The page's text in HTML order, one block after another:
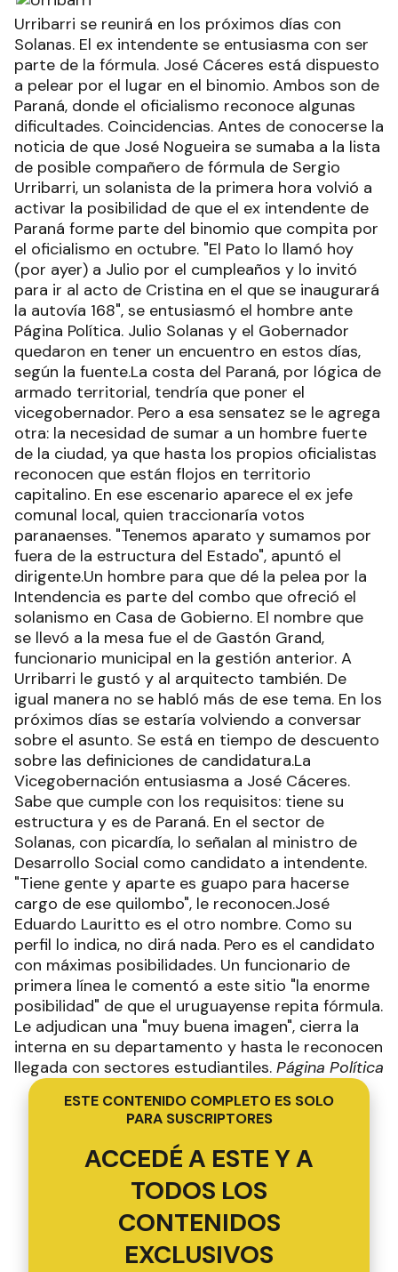
Urribarri se reunirá en los próximos días con
Solanas. El ex intendente se entusiasma con ser
parte de la fórmula. José Cáceres está dispuesto
a pelear por el lugar en el binomio. Ambos son de
Paraná, donde el oficialismo reconoce algunas
dificultades. Coincidencias. Antes de conocerse la
noticia de que José Nogueira se sumaba a la lista
de posible compañero de fórmula de Sergio
Urribarri, un solanista de la primera hora volvió a
activar la posibilidad de que el ex intendente de
Paraná forme parte del binomio que compita por
el oficialismo en octubre. "El Pato lo llamó hoy
(por ayer) a Julio por el cumpleaños y lo invitó
para ir al acto de Cristina en el que se inaugurará
la autovía 168", se entusiasmó el hombre ante
Página Política. Julio Solanas y el Gobernador
quedaron en tener un encuentro en estos días,
según la fuente.La costa del Paraná, por lógica de
armado territorial, tendría que poner el
vicegobernador. Pero a esa sensatez se le agrega
otra: la necesidad de sumar a un hombre fuerte
de la ciudad, ya que hasta los propios oficialistas
reconocen que están flojos en territorio
capitalino. En ese escenario aparece el ex jefe
comunal local, quien traccionaría votos
paranaenses. "Tenemos aparato y sumamos por
fuera de la estructura del Estado", apuntó el
dirigente.Un hombre para que dé la pelea por la
Intendencia es parte del combo que ofreció el
solanismo en Casa de Gobierno. El nombre que
se llevó a la mesa fue el de Gastón Grand,
funcionario municipal en la gestión anterior. A
Urribarri le gustó y al arquitecto también. De
igual manera no se habló más de ese tema. En los
próximos días se estaría volviendo a conversar
sobre el asunto. Se está en tiempo de descuento
sobre las definiciones de candidatura.La
Vicegobernación entusiasma a José Cáceres.
Sabe que cumple con los requisitos: tiene su
estructura y es de Paraná. En el sector de
Solanas, con picardía, lo señalan al ministro de
Desarrollo Social como candidato a intendente.
"Tiene gente y aparte es guapo para hacerse
cargo de ese quilombo", le reconocen.José
Eduardo Lauritto es el otro nombre. Como su
perfil lo indica, no dirá nada. Pero es el candidato
con máximas posibilidades. Un funcionario de
primera línea le comentó a este sitio "la enorme
posibilidad" de que el uruguayense repita fórmula.
Le adjudican una "muy buena imagen", cierra la
interna en su departamento y hasta le reconocen
llegada con sectores estudiantiles. Página Política
ESTE CONTENIDO COMPLETO ES SOLO
PARA SUSCRIPTORES
ACCEDÉ A ESTE Y A
TODOS LOS
CONTENIDOS
EXCLUSIVOS